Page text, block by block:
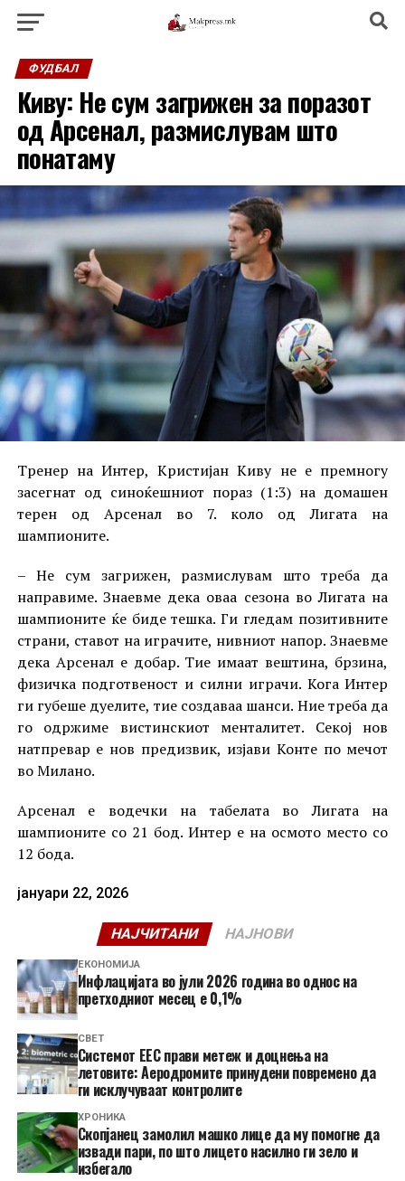
ФУДБАЛ
Киву: Не сум загрижен за поразот
од Арсенал, размислувам што
понатаму
Тренер на Интер, Кристијан Киву не е премногу
засегнат од синоќешниот пораз (1:3) на домашен
терен од Арсенал во 7. коло од Лигата на
шампионите.
– Не сум загрижен, размислувам што треба да
направиме. Знаевме дека оваа сезона во Лигата на
шампионите ќе биде тешка. Ги гледам позитивните
страни, ставот на играчите, нивниот напор. Знаевме
дека Арсенал е добар. Тие имаат вештина, брзина,
физичка подготвеност и силни играчи. Кога Интер
ги губеше дуелите, тие создаваа шанси. Ние треба да
го одржиме вистинскиот менталитет. Секој нов
натпревар е нов предизвик, изјави Конте по мечот
во Милано.
Арсенал е водечки на табелата во Лигата на
шампионите со 21 бод. Интер е на осмото место со
12 бода.
јануари 22, 2026
НАЈЧИТАНИ НАЈНОВИ
ЕКОНОМИЈА
Инфлацијата во јули 2026 година во однос на
претходниот месец е 0,1%
СВЕТ
Системот ЕЕС прави метеж и доцнења на
летовите: Аеродромите принудени повремено да
ги исклучуваат контролите
ХРОНИКА
Скопјанец замолил машко лице да му помогне да
извади пари, по што лицето насилно ги зело и
избегало